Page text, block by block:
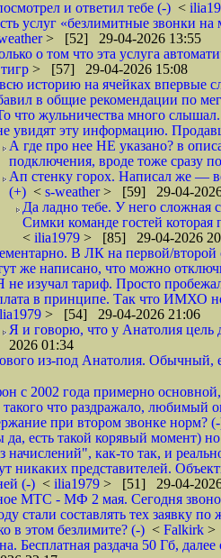
и ответил тебе (-) <
услуг «безлимитные звонки
> [52] 29-04-2026 13:55
о том что эта услуга
тигр > [57] 29-04-2026 15:08
историю на ячейках впервые
в общие рекомендации по
что жульничества много
увидят эту информацию.
А где про нее НЕ указано? в
подключения, вроде тоже сразу
Ап стенку горох. Написал же —
(+) < s-weather> [59] 29-04-
Да ладно тебе. У него сложная
Симки команде гостей которая
< ilia1979 > [85] 29-04-2026
В ЛК на первой/второй
же написано, что можно
не изучал тариф. Просто
в принципе. Так что ИМХО
> [54] 29-04-2026 21:06
Я и говорю, что у Анатолия цель
2026 01:34
из-под Анатолия. Обычный,
с 2002 года примерно
что раздражало, любимый
при втором звонке норм?
есть такой корявый момент)
начислений", как-то так, и
представителей.
(-) < ilia1979 > [51] 29-04-
МТС - МФ 2 мая. Сегодня звонок
стали составлять тех заявку
в этом безлимите? (-) < Falkirk >
Бесплатная раздача 50 Гб,